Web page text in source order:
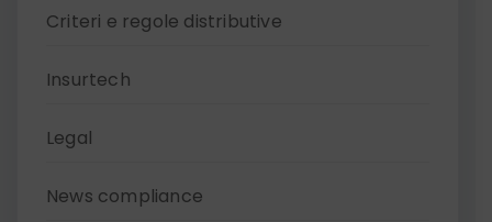
Criteri e regole distributive
Insurtech
Legal
News compliance